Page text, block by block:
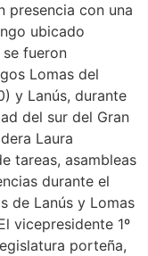
presencia con una
ubicado
fueron
Lomas del
y Lanús, durante
del sur del Gran
Laura
tareas, asambleas
durante el
de Lanús y Lomas
vicepresidente 1º
porteña,